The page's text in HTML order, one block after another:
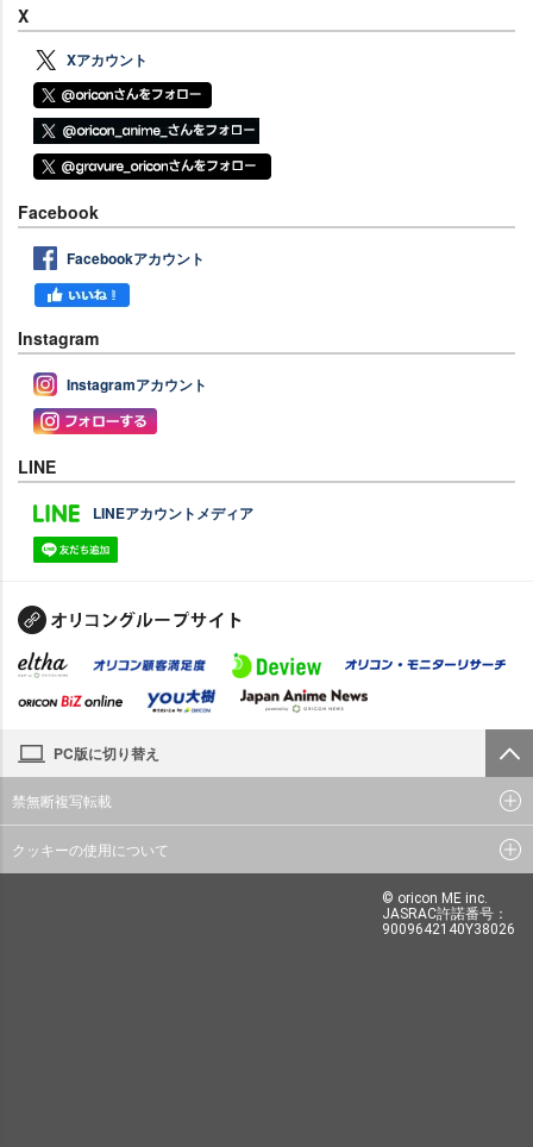
X
Xアカウント
Facebook
Facebookアカウント
Instagram
Instagramアカウント
LINE
LINEアカウントメディア
PC版に切り替え
禁無断複写転載
クッキーの使用について
© oricon ME inc.
JASRAC許諾番号：
9009642140Y38026